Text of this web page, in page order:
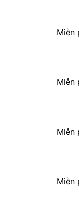
Miễn
Miễn
Miễn
Miễn